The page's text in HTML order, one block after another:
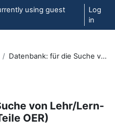
using guest
Log
in
Datenbank: für die Suche von Lehr/Lern-Materialien (große Teile OER)
von Lehr/Lern-
OER)